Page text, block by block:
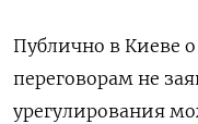
Публично в Киеве
переговорам не
урегулирования